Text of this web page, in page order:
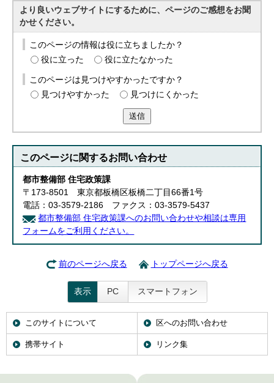
より良いウェブサイトにするために、ページのご感想をお聞
かせください。
このページの情報は役に立ちましたか？
役に立った
役に立たなかった
このページは見つけやすかったですか？
見つけやすかった
見つけにくかった
送信
このページに関するお問い合わせ
都市整備部 住宅政策課
〒173-8501 東京都板橋区板橋二丁目66番1号
電話：03-3579-2186 ファクス：03-3579-5437
都市整備部 住宅政策課へのお問い合わせや相談は専用
フォームをご利用ください。
前のページへ戻る トップページへ戻る
表示 PC スマートフォン
このサイトについて 区へのお問い合わせ
携帯サイト リンク集